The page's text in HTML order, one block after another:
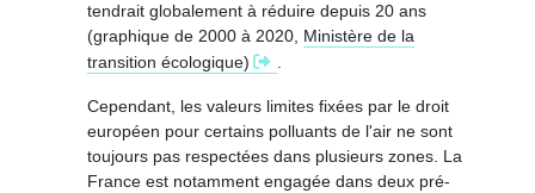
tendrait globalement à réduire depuis 20 ans
(graphique de 2000 à 2020, Ministère de la
transition écologique)
.
Cependant, les valeurs limites fixées par le droit
européen pour certains polluants de l'air ne sont
toujours pas respectées dans plusieurs zones. La
France est notamment engagée dans deux pré-